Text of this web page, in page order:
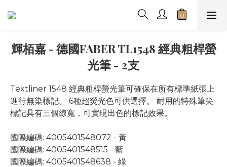
輝栢嘉 - 德國FABER TL1548 經典粗桿螢
光筆 - 2支
Textliner 1548 經典粗桿螢光筆可確保在所有標準紙張上
進行無染標記。 6種超熒光色可供選擇。 耐用的特殊筆尖
標記具有三個線寬，可實現出色的標記效果。
國際編碼: 4005401548072 - 黃
國際編碼: 4005401548515 - 藍
國際編碼: 4005401548638 - 綠